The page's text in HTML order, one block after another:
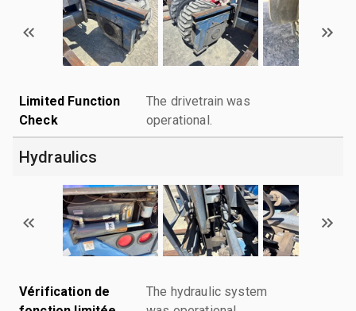
Limited Function
Check
The drivetrain was
operational.
Hydraulics
Vérification de
The hydraulic system